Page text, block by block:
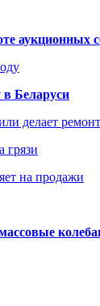
аукционных
Беларуси
делает ремонт
грязи
на продажи